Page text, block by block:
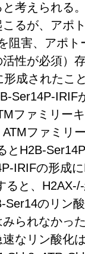
考えられる
こるが、アポ
阻害、アポ
性が必須）
成されたこ
Ser14P-IRIF
ファミリー
ファミリ
とH2B-
IRIFの形成
ると、
Ser14のリン
られなかっ
なリン酸化